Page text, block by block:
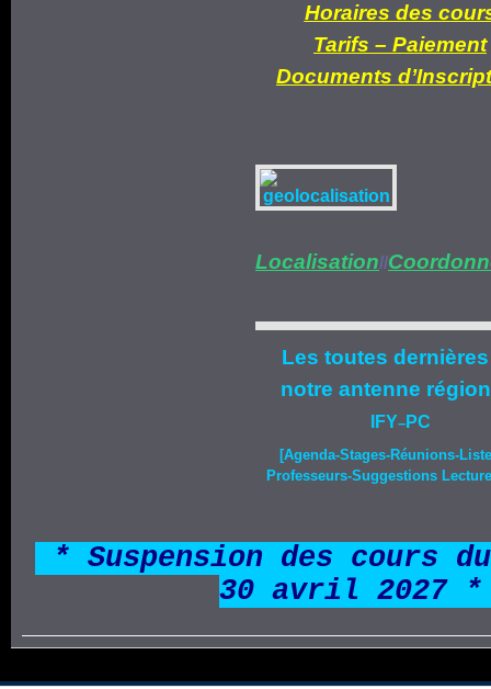
Horaires des
Tarifs – Paiement
Documents d’
Localisation//
Les toutes
notre antenne
IFY–PC
[Agenda-Stages-Réunions-
Professeurs-Suggestions
* Suspension des cours
30 avril 2027 *